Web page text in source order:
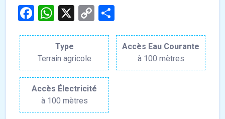
Facebook
WhatsApp
X
Copy
Type
Terrain agricole
Accès Eau Courante
à 100 mètres
Accès Électricité
à 100 mètres